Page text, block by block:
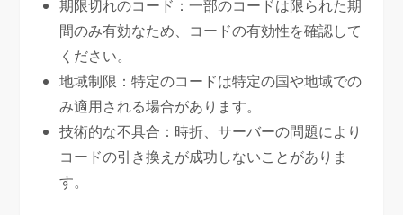
期限切れのコード：一部のコードは限られた期
間のみ有効なため、コードの有効性を確認して
ください。
地域制限：特定のコードは特定の国や地域での
み適用される場合があります。
技術的な不具合：時折、サーバーの問題により
コードの引き換えが成功しないことがありま
す。